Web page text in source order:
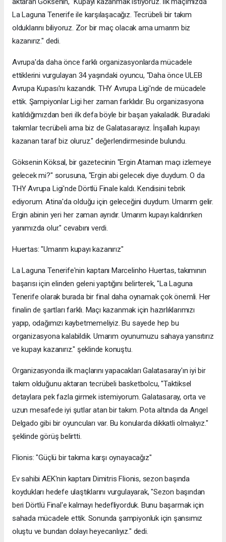
La Laguna Tenerife ile karşılaşacağız. Tecrübeli bir takım
olduklarını biliyoruz. Zor bir maç olacak ama umarım biz
kazanırız." dedi.
Avrupa'da daha önce farklı organizasyonlarda mücadele
ettiklerini vurgulayan 34 yaşındaki oyuncu, "Daha önce ULEB
Avrupa Kupası'nı kazandık. THY Avrupa Ligi'nde de mücadele
ettik. Şampiyonlar Ligi her zaman farklıdır. Bu organizasyona
katıldığımızdan beri ilk defa böyle bir başarı yakaladık. Buradaki
takımlar tecrübeli ama biz de Galatasarayız. İnşallah kupayı
kazanan taraf biz oluruz." değerlendirmesinde bulundu.
Göksenin Köksal, bir gazetecinin "Ergin Ataman maçı izlemeye
gelecek mi?" sorusuna, "Ergin abi gelecek diye duydum. O da
THY Avrupa Ligi'nde Dörtlü Finale kaldı. Kendisini tebrik
ediyorum. Atina'da olduğu için geleceğini duydum. Umarım gelir.
Ergin abinin yeri her zaman ayrıdır. Umarım kupayı kaldırırken
yanımızda olur." cevabını verdi.
Huertas: "Umarım kupayı kazanırız"
La Laguna Tenerife'nin kaptanı Marcelinho Huertas, takımının
başarısı için elinden geleni yaptığını belirterek, "La Laguna
Tenerife olarak burada bir final daha oynamak çok önemli. Her
finalin de şartları farklı. Maçı kazanmak için hazırlıklarımızı
yapıp, odağımızı kaybetmemeliyiz. Bu sayede hep bu
organizasyona kalabildik. Umarım oyunumuzu sahaya yansıtırız
ve kupayı kazanırız." şeklinde konuştu.
Organizasyonda ilk maçlarını yapacakları Galatasaray'ın iyi bir
takım olduğunu aktaran tecrübeli basketbolcu, "Taktiksel
detaylara pek fazla girmek istemiyorum. Galatasaray, orta ve
uzun mesafede iyi şutlar atan bir takım. Pota altında da Angel
Delgado gibi bir oyuncuları var. Bu konularda dikkatli olmalıyız."
şeklinde görüş belirtti.
Flionis: "Güçlü bir takıma karşı oynayacağız"
Ev sahibi AEK'nin kaptanı Dimitris Flionis, sezon başında
koydukları hedefe ulaştıklarını vurgulayarak, "Sezon başından
beri Dörtlü Final'e kalmayı hedefliyorduk. Bunu başarmak için
sahada mücadele ettik. Sonunda şampiyonluk için şansımız
oluştu ve bundan dolayı heyecanlıyız." dedi.